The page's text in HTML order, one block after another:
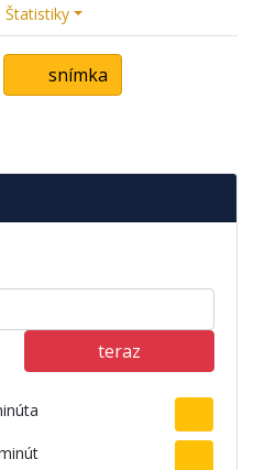
Štatistiky
snímka
teraz